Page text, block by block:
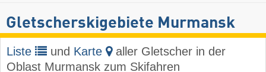
Gletscherskigebiete Murmansk
Liste und Karte
aller Gletscher in der
Oblast Murmansk zum Skifahren